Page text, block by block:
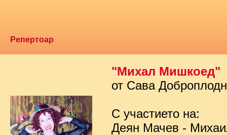
Репертоар
"Михал Мишкоед"
от Сава
С участието на:
Деян Мачев -